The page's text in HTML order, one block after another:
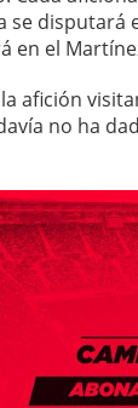
disputará
en el
afición
no ha